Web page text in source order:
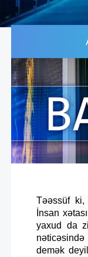
Təəssüf ki,
İnsan
yaxud da
demək